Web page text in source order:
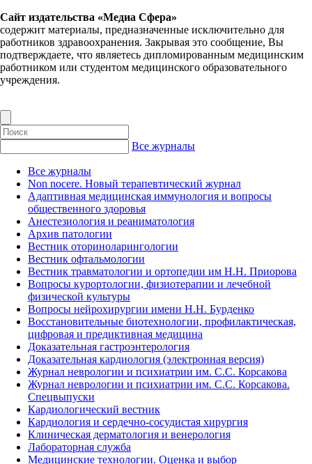
Сайт издательства «Медиа Сфера»
содержит материалы, предназначенные исключительно для
работников здравоохранения. Закрывая это сообщение, Вы
подтверждаете, что являетесь дипломированным медицинским
работником или студентом медицинского образовательного
учреждения.
Все журналы
Все журналы
Non nocere. Новый терапевтический журнал
Адаптивная медицинская иммунология и вопросы
общественного здоровья
Анестезиология и реаниматология
Архив патологии
Вестник оториноларингологии
Вестник офтальмологии
Вестник травматологии и ортопедии им Н.Н. Приорова
Вопросы курортологии, физиотерапии и лечебной
физической культуры
Вопросы нейрохирургии имени Н.Н. Бурденко
Восстановительные биотехнологии, профилактическая,
цифровая и предиктивная медицина
Доказательная гастроэнтерология
Доказательная кардиология (электронная версия)
Журнал неврологии и психиатрии им. С.С. Корсакова
Журнал неврологии и психиатрии им. С.С. Корсакова.
Спецвыпуски
Кардиологический вестник
Кардиология и сердечно-сосудистая хирургия
Клиническая дерматология и венерология
Лабораторная служба
Медицинские технологии. Оценка и выбор